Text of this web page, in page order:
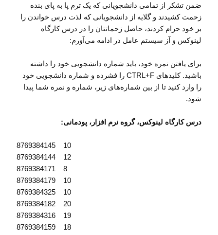
ضمن تشکر از تمامی دانشجویانی که یک ترم پا به پای بنده
زحمت کشیدند و گلایه از دانشجویانی که لذت درس خواندن را
بر خود حرام کردند، حاصل زحماتتان را در درس کارگاه
لینوکس و آز سیستم عامل در ادامه می‌آورم:
برای یافتن نمره خود، باید شماره دانشجویی خود را داشته
باشید. کلیدهای CTRL+F را فشرده و شماره دانشجویی خود
را وارد کنید تا از بین شماره‌های زیر، شماره و نمره شما پیدا
شود.
درس کارگاه لینوکس، گروه نرم افزار، پودمانی:
8769384145 10
8769384144 12
8769384171 8
8769384179 10
8769384325 10
8769384182 20
8769384316 19
8769384159 18